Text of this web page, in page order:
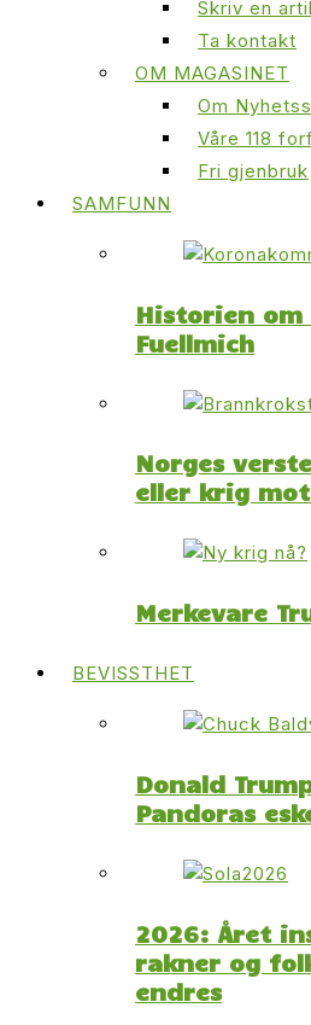
Skriv en
Ta kontakt
OM MAGASINET
Om
Våre 118
Fri gjenbruk
SAMFUNN
Historien om
Fuellmich
Norges
eller krig
Merkevare
BEVISSTHET
Donald
Pandoras
2026: Året
rakner og
endres